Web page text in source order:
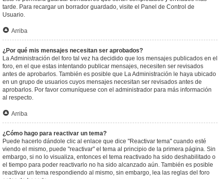
tarde. Para recargar un borrador guardado, visite el Panel de Control de
Usuario.
Arriba
¿Por qué mis mensajes necesitan ser aprobados?
La Administración del foro tal vez ha decidido que los mensajes publicados en el
foro, en el que estas intentando publicar mensajes, necesiten ser revisados
antes de aprobarlos. También es posible que La Administración le haya ubicado
en un grupo de usuarios cuyos mensajes necesitan ser revisados antes de
aprobarlos. Por favor comuníquese con el administrador para más información
al respecto.
Arriba
¿Cómo hago para reactivar un tema?
Puede hacerlo dándole clic al enlace que dice "Reactivar tema" cuando esté
viendo el mismo, puede "reactivar" el tema al principio de la primera página. Sin
embargo, si no lo visualiza, entonces el tema reactivado ha sido deshabilitado o
el tiempo para poder reactivarlo no ha sido alcanzado aún. También es posible
reactivar un tema respondiendo al mismo, sin embargo, lea las reglas del foro